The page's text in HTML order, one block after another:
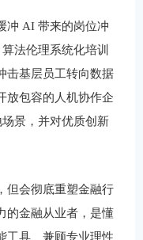
冲 AI 带来的岗位冲
法伦理系统化培训
击基层员工转向数据
放包容的人机协作企
景，并对优质创新
但会彻底重塑金融行
的金融从业者，是懂
工具、兼顾专业理性